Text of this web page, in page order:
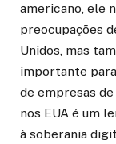
americano, ele
preocupações
Unidos, mas
importante
de empresas
nos EUA é um
à soberania